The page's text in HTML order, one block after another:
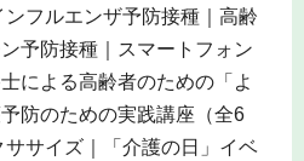
フルエンザ予防接種｜高齢
予防接種｜スマートフォン
による高齢者のための「よ
防のための実践講座（全6
ササイズ｜「介護の日」イベ